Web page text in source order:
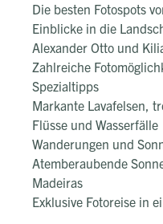
Die besten Fotospots
Einblicke in die
Alexander Otto und
Zahlreiche
Spezialtipps
Markante Lavafelsen,
Flüsse und Wasserfälle
Wanderungen und
Atemberaubende
Madeiras
Exklusive Fotoreise in